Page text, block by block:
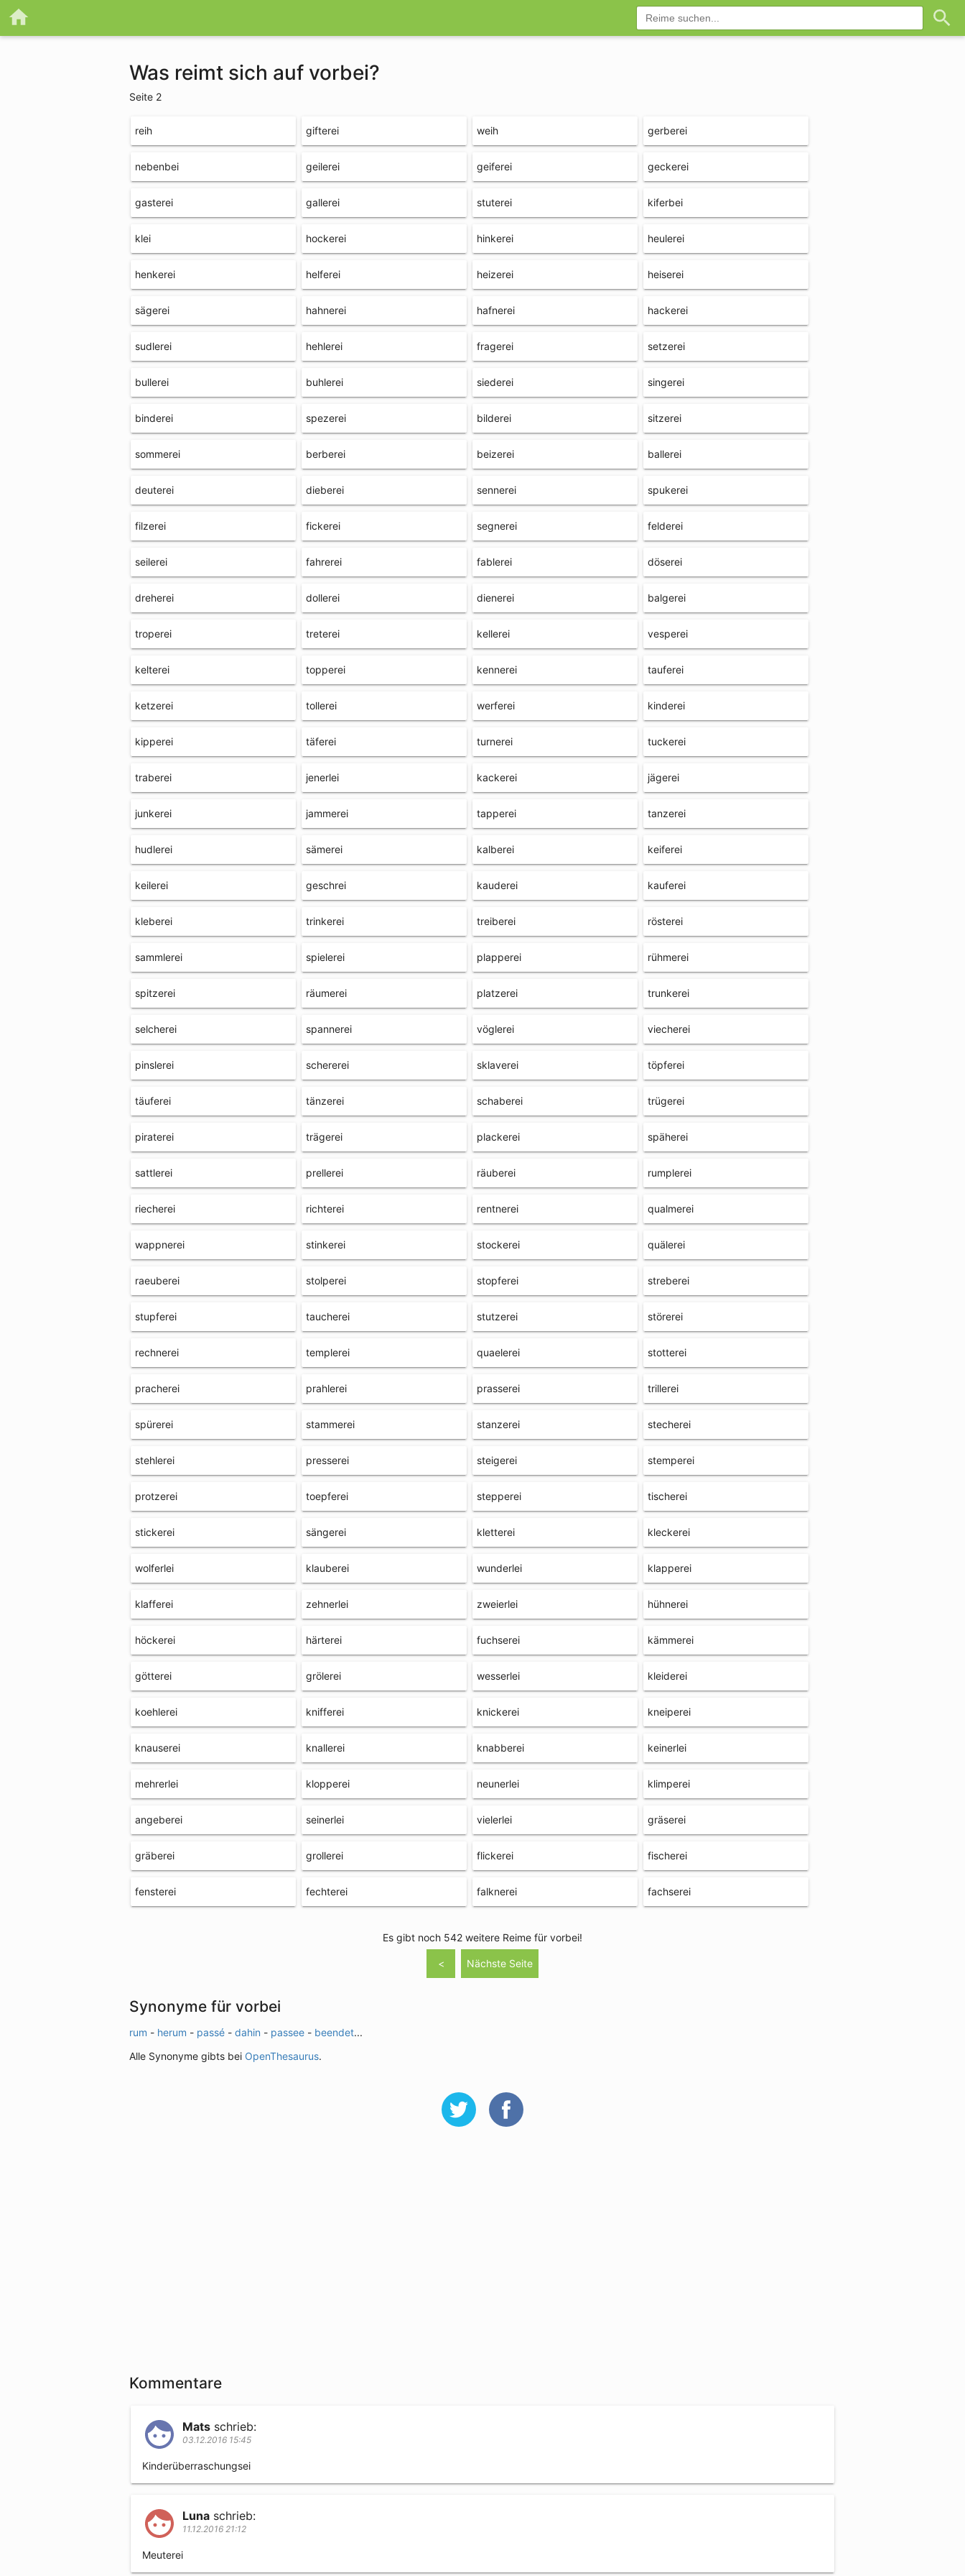
Was reimt sich auf vorbei?
Seite 2
reih gifterei weih gerberei
nebenbei geilerei geiferei geckerei
gasterei gallerei stuterei kiferbei
klei hockerei hinkerei heulerei
henkerei helferei heizerei heiserei
sägerei hahnerei hafnerei hackerei
sudlerei hehlerei fragerei setzerei
bullerei buhlerei siederei singerei
binderei spezerei bilderei sitzerei
sommerei berberei beizerei ballerei
deuterei dieberei sennerei spukerei
filzerei fickerei segnerei felderei
seilerei fahrerei fablerei döserei
dreherei dollerei dienerei balgerei
troperei treterei kellerei vesperei
kelterei topperei kennerei tauferei
ketzerei tollerei werferei kinderei
kipperei täferei turnerei tuckerei
traberei jenerlei kackerei jägerei
junkerei jammerei tapperei tanzerei
hudlerei sämerei kalberei keiferei
keilerei geschrei kauderei kauferei
kleberei trinkerei treiberei rösterei
sammlerei spielerei plapperei rühmerei
spitzerei räumerei platzerei trunkerei
selcherei spannerei vöglerei viecherei
pinslerei schererei sklaverei töpferei
täuferei tänzerei schaberei trügerei
piraterei trägerei plackerei späherei
sattlerei prellerei räuberei rumplerei
riecherei richterei rentnerei qualmerei
wappnerei stinkerei stockerei quälerei
raeuberei stolperei stopferei streberei
stupferei taucherei stutzerei störerei
rechnerei templerei quaelerei stotterei
pracherei prahlerei prasserei trillerei
spürerei stammerei stanzerei stecherei
stehlerei presserei steigerei stemperei
protzerei toepferei stepperei tischerei
stickerei sängerei kletterei kleckerei
wolferlei klauberei wunderlei klapperei
klafferei zehnerlei zweierlei hühnerei
höckerei härterei fuchserei kämmerei
götterei grölerei wesserlei kleiderei
koehlerei knifferei knickerei kneiperei
knauserei knallerei knabberei keinerlei
mehrerlei klopperei neunerlei klimperei
angeberei seinerlei vielerlei gräserei
gräberei grollerei flickerei fischerei
fensterei fechterei falknerei fachserei
Es gibt noch 542 weitere Reime für vorbei!
< Nächste Seite
Synonyme für vorbei
rum - herum - passé - dahin - passee - beendet...
Alle Synonyme gibts bei OpenThesaurus.
Kommentare
Mats schrieb:
03.12.2016 15:45
Kinderüberraschungsei
Luna schrieb:
11.12.2016 21:12
Meuterei